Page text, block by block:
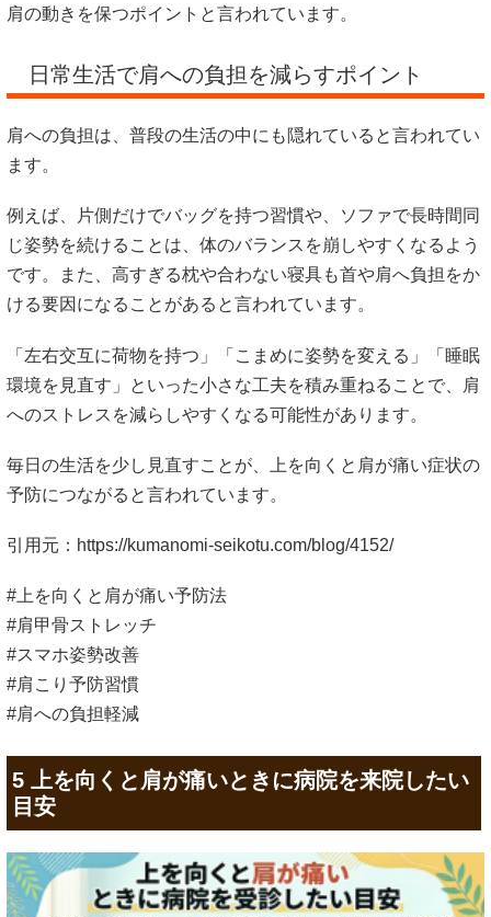
肩の動きを保つポイントと言われています。
日常生活で肩への負担を減らすポイント
肩への負担は、普段の生活の中にも隠れていると言われてい
ます。
例えば、片側だけでバッグを持つ習慣や、ソファで長時間同
じ姿勢を続けることは、体のバランスを崩しやすくなるよう
です。また、高すぎる枕や合わない寝具も首や肩へ負担をか
ける要因になることがあると言われています。
「左右交互に荷物を持つ」「こまめに姿勢を変える」「睡眠
環境を見直す」といった小さな工夫を積み重ねることで、肩
へのストレスを減らしやすくなる可能性があります。
毎日の生活を少し見直すことが、上を向くと肩が痛い症状の
予防につながると言われています。
引用元： https://kumanomi-seikotu.com/blog/4152/
#上を向くと肩が痛い予防法
#肩甲骨ストレッチ
#スマホ姿勢改善
#肩こり予防習慣
#肩への負担軽減
5 上を向くと肩が痛いときに病院を来院したい
目安